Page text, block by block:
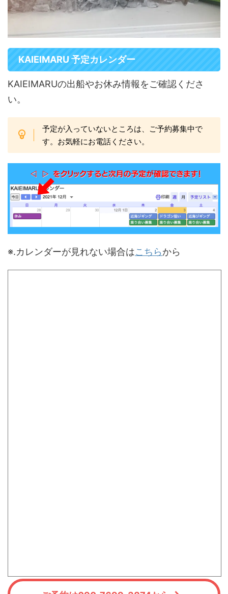
KAIEIMARU 予定カレンダー
KAIEIMARUの出船やお休み情報をご確認くださ
い。
予定が入っていないところは、ご予約募集中で
す。お気軽にお電話ください。
※.カレンダーが見れない場合はこちらから